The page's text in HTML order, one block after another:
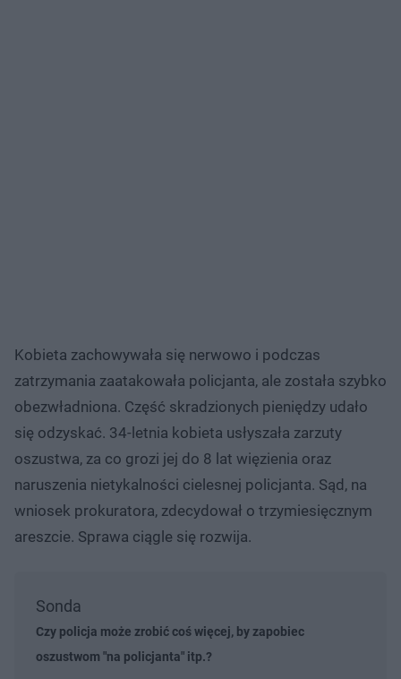
Kobieta zachowywała się nerwowo i podczas
zatrzymania zaatakowała policjanta, ale została szybko
obezwładniona. Część skradzionych pieniędzy udało
się odzyskać. 34-letnia kobieta usłyszała zarzuty
oszustwa, za co grozi jej do 8 lat więzienia oraz
naruszenia nietykalności cielesnej policjanta. Sąd, na
wniosek prokuratora, zdecydował o trzymiesięcznym
areszcie. Sprawa ciągle się rozwija.
Sonda
Czy policja może zrobić coś więcej, by zapobiec
oszustwom "na policjanta" itp.?